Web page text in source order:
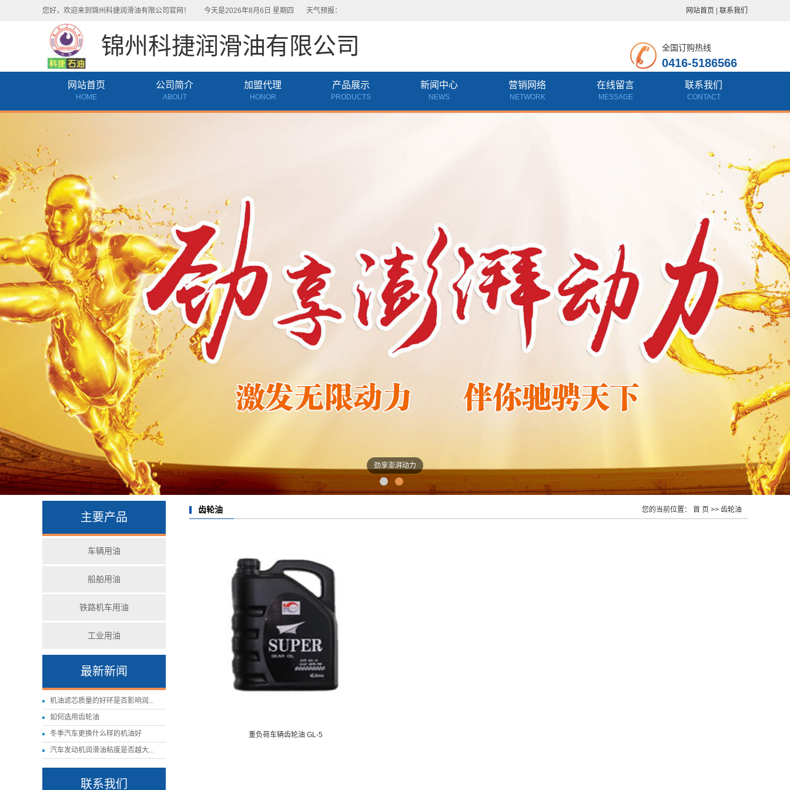
您好，欢迎来到锦州科捷润滑油有限公司官网！ 今天是2026年8月6日 星期四 天气预报： 网站首页 联系我们
锦州科捷润滑油有限公司 全国订购热线
0416-5186566
网站首页
HOME
公司简介
ABOUT
加盟代理
HONOR
产品展示
PRODUCTS
新闻中心
NEWS
营销网络
NETWORK
在线留言
MESSAGE
联系我们
CONTACT
劲享澎湃动力
主要产品
车辆用油
船舶用油
铁路机车用油
工业用油
最新新闻
机油滤芯质量的好环是否影响润...
如何选用齿轮油
冬季汽车更换什么样的机油好
汽车发动机润滑油粘度是否越大...
联系我们
齿轮油 您的当前位置： 首 页 >> 齿轮油
重负荷车辆齿轮油 GL-5